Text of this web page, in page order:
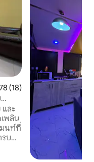
นเฉลี่ย 4.78 จาก 5, 18 รีวิว
(18)
ละ
มนท์ที่
บ